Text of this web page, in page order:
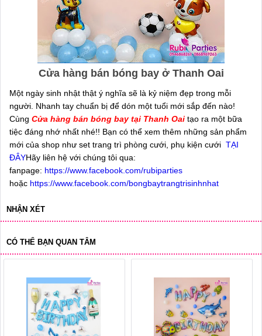
Cửa hàng bán bóng bay ở Thanh Oai
Một ngày sinh nhật thật ý nghĩa sẽ là kỷ niệm đẹp trong mỗi
người. Nhanh tay chuẩn bị để dón một tuổi mới sắp đến nào!
Cùng Cửa hàng bán bóng bay tại Thanh Oai tạo ra một bữa
tiệc đáng nhớ nhất nhé!! Bạn có thể xem thêm những sản phẩm
mới của shop như set trang trì phòng cưới, phụ kiện cưới TẠI
ĐÂYHãy liên hệ với chúng tôi qua:
fanpage: https://www.facebook.com/rubiparties
hoặc https://www.facebook.com/bongbaytrangtrisinhnhat
NHẬN XÉT
CÓ THỂ BẠN QUAN TÂM